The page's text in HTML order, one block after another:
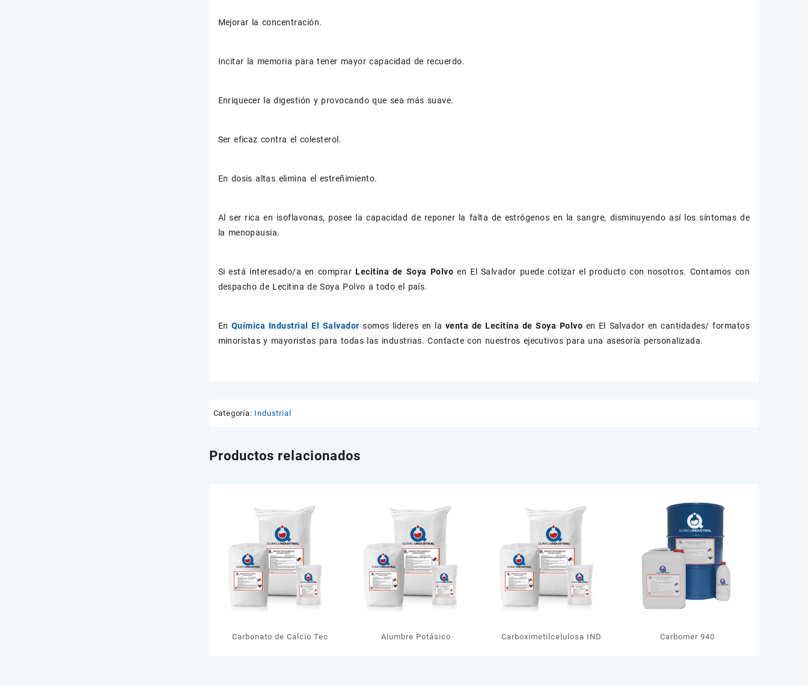
Mejorar la concentración.
Incitar la memoria para tener mayor capacidad de recuerdo.
Enriquecer la digestión y provocando que sea más suave.
Ser eficaz contra el colesterol.
En dosis altas elimina el estreñimiento.
Al ser rica en isoflavonas, posee la capacidad de reponer la falta de estrógenos en la sangre, disminuyendo así los síntomas de
la menopausia.
Si está interesado/a en comprar Lecitina de Soya Polvoen El Salvador puede cotizar el producto con nosotros. Contamos con
despacho de Lecitina de Soya Polvo a todo el país.
En Química Industrial El Salvador somos lideres en la venta de Lecitina de Soya Polvo en El Salvador en cantidades/ formatos
minoristas y mayoristas para todas las industrias. Contacte con nuestros ejecutivos para una asesoría personalizada.
Categoría: Industrial
Productos relacionados
Carbonato de Calcio Tec Alumbre Potásico Carboximetilcelulosa IND Carbomer 940